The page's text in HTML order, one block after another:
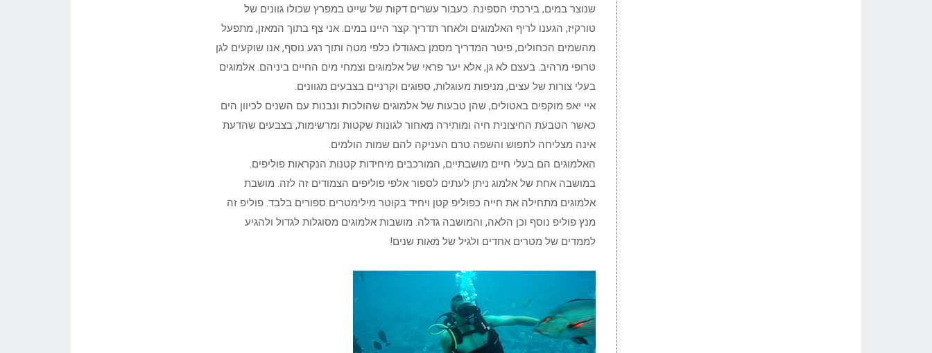
שנוצר במים, בירכתי הספינה. כעבור עשרים דקות של שייט במפרץ שכולו גוונים של
טורקיז, הגענו לריף האלמוגים ולאחר תדריך קצר היינו במים. אני צף בתוך המאזן, מתפעל
מהשמים הכחולים, פיטר המדריך מסמן באגודלו כלפי מטה ותוך רגע נוסף, אנו שוקעים לגן
טרופי מרהיב. בעצם לא גן, אלא יער פראי של אלמוגים וצמחי מים החיים ביניהם. אלמוגים
בעלי צורות של עצים, מניפות מעוגלות, ספוגים וקרניים בצבעים מגוונים.
איי יאפ מוקפים באטולים, שהן טבעות של אלמוגים שהולכות ונבנות עם השנים לכיוון הים
כאשר הטבעת החיצונית חיה ומותירה מאחור לגונות שקטות ומרשימות, בצבעים שהדעת
אינה מצליחה לתפוש והשפה טרם העניקה להם שמות הולמים.
האלמוגים הם בעלי חיים מושבתיים, המורכבים מיחידות קטנות הנקראות פוליפים.
במושבה אחת של אלמוג ניתן לעתים לספור אלפי פוליפים הצמודים זה לזה. מושבת
אלמוגים מתחילה את חייה כפוליפ קטן ויחיד בקוטר מילימטרים ספורים בלבד. פוליפ זה
מנץ פוליפ נוסף וכן הלאה, והמושבה גדלה. מושבות אלמוגים מסוגלות לגדול ולהגיע
לממדים של מטרים אחדים ולגיל של מאות שנים!